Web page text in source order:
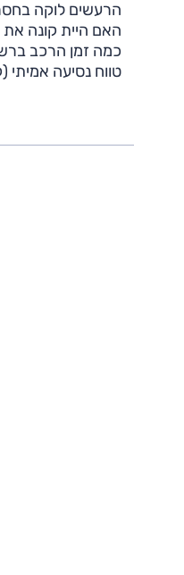
הרעשים לוקה
האם היית קונה
כמה זמן הרכב
טווח נסיעה אמיתי